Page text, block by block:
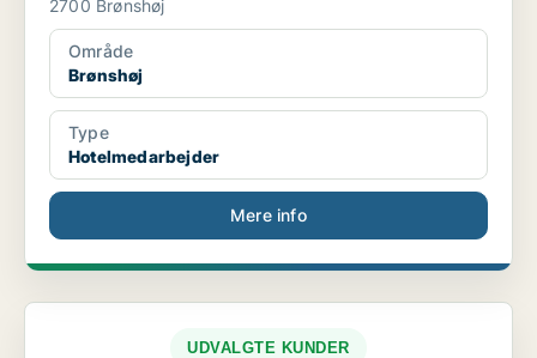
2700 Brønshøj
Område
Brønshøj
Type
Hotelmedarbejder
Mere info
UDVALGTE KUNDER